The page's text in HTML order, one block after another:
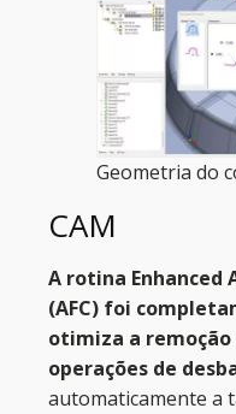
Geometria do
CAM
A rotina Enhanced
(AFC) foi
otimiza a
operações de
automaticamente a